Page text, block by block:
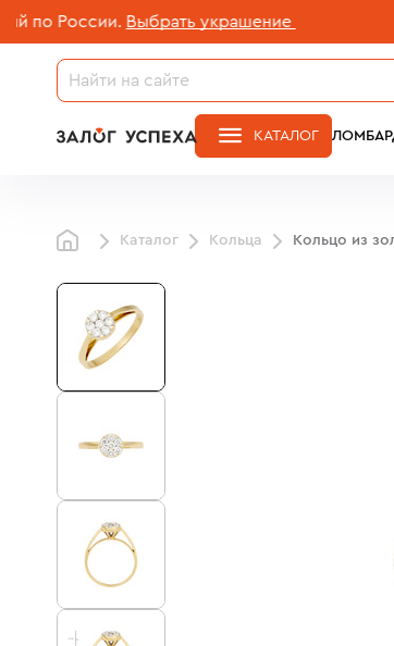
России. Выбрать украшение
КАТАЛОГ
Каталог Кольца Кольцо из